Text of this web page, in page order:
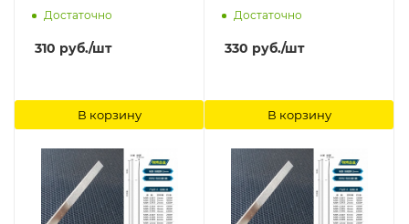
(начало 0.3 Ширина
4mm) ManWah
Достаточно
310 руб./шт
В корзину
(начало 0.3 Ширина
6mm) ManWah
Достаточно
330 руб./шт
В корзину